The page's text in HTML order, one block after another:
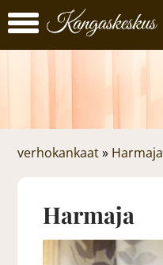
verhokankaat » Harmaja
Harmaja